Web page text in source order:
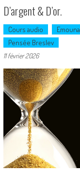
D’argent & D’or.
Cours audio Emouna
Pensée Breslev
11 février 2026